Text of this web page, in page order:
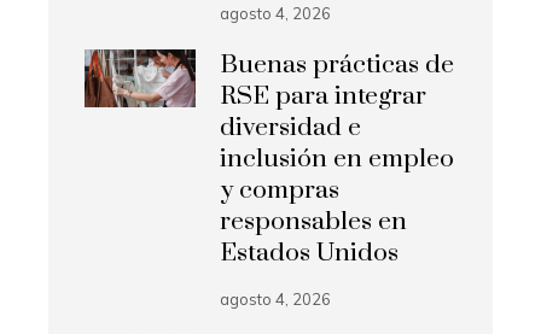
agosto 4, 2026
Buenas prácticas de
RSE para integrar
diversidad e
inclusión en empleo
y compras
responsables en
Estados Unidos
agosto 4, 2026